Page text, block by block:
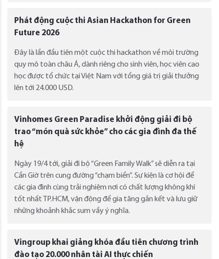
Phát động cuộc thi Asian Hackathon for Green
Future 2026
Đây là lần đầu tiên một cuộc thi hackathon về môi trường
quy mô toàn châu Á, dành riêng cho sinh viên, học viên cao
học được tổ chức tại Việt Nam với tổng giá trị giải thưởng
lên tới 24.000 USD.
Vinhomes Green Paradise khởi động giải đi bộ
trao “món quà sức khỏe” cho các gia đình đa thế
hệ
Ngày 19/4 tới, giải đi bộ “Green Family Walk” sẽ diễn ra tại
Cần Giờ trên cung đường “chạm biển”. Sự kiện là cơ hội để
các gia đình cùng trải nghiệm nơi có chất lượng không khí
tốt nhất TP.HCM, vận động để gia tăng gắn kết và lưu giữ
những khoảnh khắc sum vầy ý nghĩa.
Vingroup khai giảng khóa đầu tiên chương trình
đào tạo 20.000 nhân tài AI thực chiến